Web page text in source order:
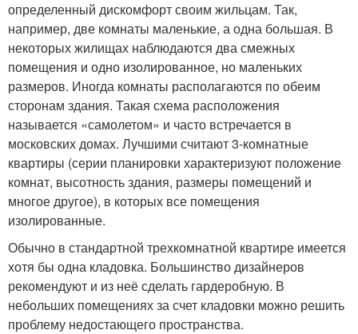
определенный дискомфорт своим жильцам. Так,
например, две комнаты маленькие, а одна большая. В
некоторых жилищах наблюдаются два смежных
помещения и одно изолированное, но маленьких
размеров. Иногда комнаты располагаются по обеим
сторонам здания. Такая схема расположения
называется «самолетом» и часто встречается в
московских домах. Лучшими считают 3-комнатные
квартиры (серии планировки характеризуют положение
комнат, высотность здания, размеры помещений и
многое другое), в которых все помещения
изолированные.
Обычно в стандартной трехкомнатной квартире имеется
хотя бы одна кладовка. Большинство дизайнеров
рекомендуют и из неё сделать гардеробную. В
небольших помещениях за счет кладовки можно решить
проблему недостающего пространства.